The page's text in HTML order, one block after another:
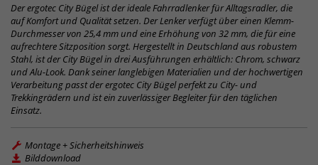
Der ergotec City Bügel ist der ideale Fahrradlenker für Alltagsradler, die
auf Komfort und Qualität setzen. Der Lenker verfügt über einen Klemm-
Durchmesser von 25,4 mm und eine Erhöhung von 32 mm, die für eine
aufrechtere Sitzposition sorgt. Hergestellt in Deutschland aus robustem
Stahl, ist der City Bügel in drei Ausführungen erhältlich: Chrom, schwarz
und Alu-Look. Dank seiner langlebigen Materialien und der hochwertigen
Verarbeitung passt der ergotec City Bügel perfekt zu City- und
Trekkingrädern und ist ein zuverlässiger Begleiter für den täglichen
Einsatz.
Montage + Sicherheitshinweis
Bilddownload